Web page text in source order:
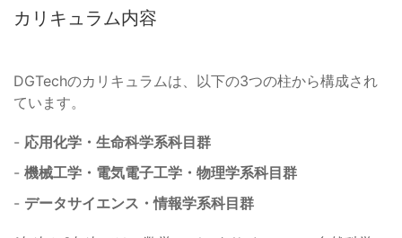
カリキュラム内容
DGTechのカリキュラムは、以下の3つの柱から構成され
ています。
- 応用化学・生命科学系科目群
- 機械工学・電気電子工学・物理学系科目群
- データサイエンス・情報学系科目群